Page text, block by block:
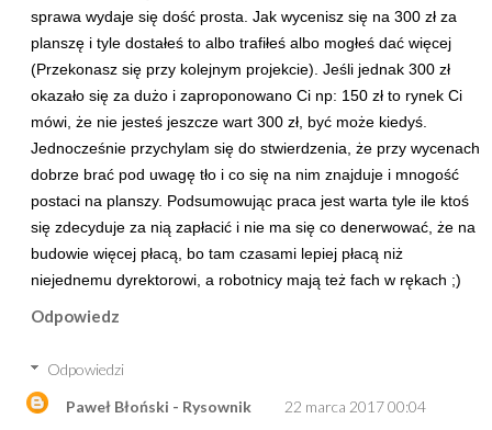
sprawa wydaje się dość prosta. Jak wycenisz się na 300 zł za
planszę i tyle dostałeś to albo trafiłeś albo mogłeś dać więcej
(Przekonasz się przy kolejnym projekcie). Jeśli jednak 300 zł
okazało się za dużo i zaproponowano Ci np: 150 zł to rynek Ci
mówi, że nie jesteś jeszcze wart 300 zł, być może kiedyś.
Jednocześnie przychylam się do stwierdzenia, że przy wycenach
dobrze brać pod uwagę tło i co się na nim znajduje i mnogość
postaci na planszy. Podsumowując praca jest warta tyle ile ktoś
się zdecyduje za nią zapłacić i nie ma się co denerwować, że na
budowie więcej płacą, bo tam czasami lepiej płacą niż
niejednemu dyrektorowi, a robotnicy mają też fach w rękach ;)
Odpowiedz
Odpowiedzi
Paweł Błoński - Rysownik
22 marca 2017 00:04